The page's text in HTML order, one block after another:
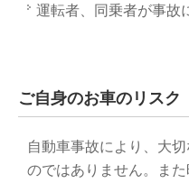
運転者、同乗者が事
ご自身のお車のリスク
自動車事故により、大
のではありません。ま